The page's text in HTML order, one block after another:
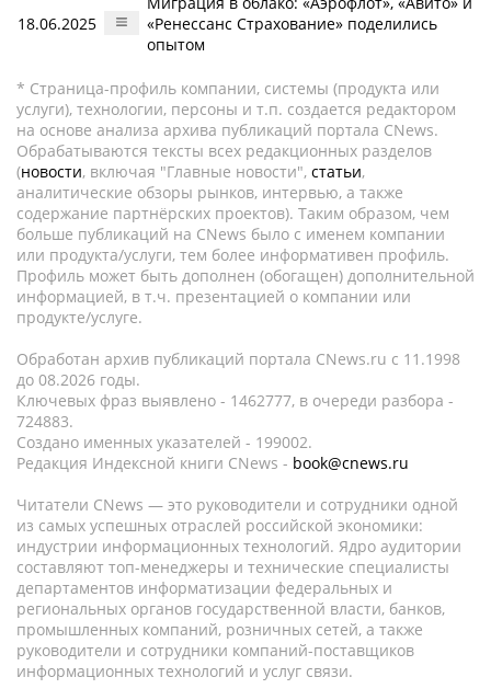
18.06.2025
«Ренессанс Страхование» поделились
опытом
* Страница-профиль компании, системы (продукта или
услуги), технологии, персоны и т.п. создается редактором
на основе анализа архива публикаций портала CNews.
Обрабатываются тексты всех редакционных разделов
(новости, включая "Главные новости", статьи,
аналитические обзоры рынков, интервью, а также
содержание партнёрских проектов). Таким образом, чем
больше публикаций на CNews было с именем компании
или продукта/услуги, тем более информативен профиль.
Профиль может быть дополнен (обогащен) дополнительной
информацией, в т.ч. презентацией о компании или
продукте/услуге.
Обработан архив публикаций портала CNews.ru c 11.1998
до 08.2026 годы.
Ключевых фраз выявлено - 1462777, в очереди разбора -
724883.
Создано именных указателей - 199002.
Редакция Индексной книги CNews - book@cnews.ru
Читатели CNews — это руководители и сотрудники одной
из самых успешных отраслей российской экономики:
индустрии информационных технологий. Ядро аудитории
составляют топ-менеджеры и технические специалисты
департаментов информатизации федеральных и
региональных органов государственной власти, банков,
промышленных компаний, розничных сетей, а также
руководители и сотрудники компаний-поставщиков
информационных технологий и услуг связи.